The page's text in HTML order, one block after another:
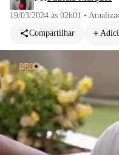
19/03/2024 às 02h01 •
Compartilhar